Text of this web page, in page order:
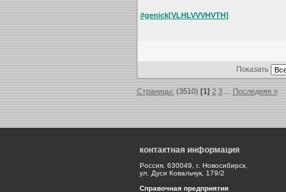
#genick[VLHLVVVHVTH]
Показать
Страницы: (3510) [1] 2 3...
Последняя »
контактная информация
Россия, 630049, г. Новосибирск,
ул. Дуси Ковальчук, 179/2
Справочная предприятия